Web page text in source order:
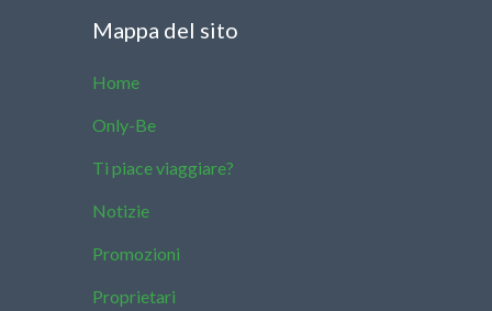
Mappa del sito
Home
Only-Be
Ti piace viaggiare?
Notizie
Promozioni
Proprietari